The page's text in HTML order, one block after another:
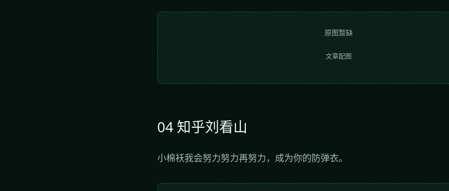
原图暂缺
文章配图
04 知乎刘看山
小棉袄我会努力努力再努力，成为你的防弹衣。